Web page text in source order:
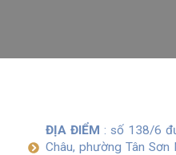
ĐỊA ĐIỂM : số 138/6
Châu, phường Tân Sơn